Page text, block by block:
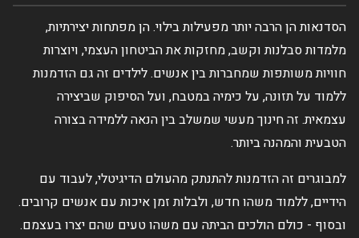
הסדנאות הן הרבה יותר מפעילות בילוי. הן מפתחות יצירתיות,
מלמדות סבלנות וקשב, מחזקות את הביטחון העצמי, ויוצרות
חוויות משותפות שמחברות בין אנשים. לילדים זה גם הזדמנות
ללמוד על תזונה, על כימיה במטבח, ועל הסיפוק שביצירה
עצמאית. זה חינוך מעשי שמשלב בין הנאה ללמידה בצורה
הטבעית והמהנה ביותר.
למבוגרים זה הזדמנות להתנתק מהעולם הדיגיטלי, לעבוד עם
הידיים, ללמוד משהו חדש, ולבלות זמן איכות עם אנשים קרובים.
ובסוף - כולם הולכים הביתה עם משהו טעים שהם יצרו בעצמם.